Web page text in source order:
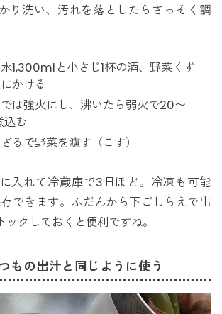
り洗い、汚れを落としたらさっそく調
1,300mlと小さじ1杯の酒、野菜くず
かける
は強火にし、沸いたら弱火で20〜
込む
るで野菜を濾す（こす）
入れて冷蔵庫で3日ほど。冷凍も可能
できます。ふだんから下ごしらえで出
クしておくと便利ですね。
もの出汁と同じように使う